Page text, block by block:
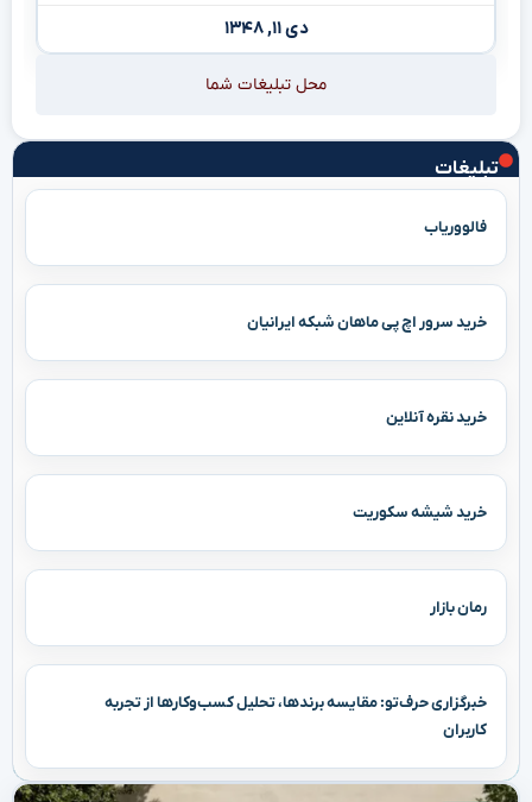
تبلیغات
فالووریاب
خرید سرور اچ پی ماهان شبکه ایرانیان
خرید نقره آنلاین
خرید شیشه سکوریت
رمان بازار
خبرگزاری حرف‌تو: مقایسه برندها، تحلیل کسب‌وکارها از تجربه
کاربران
دی ۱۱, ۱۳۴۸
محل تبلیغات شما